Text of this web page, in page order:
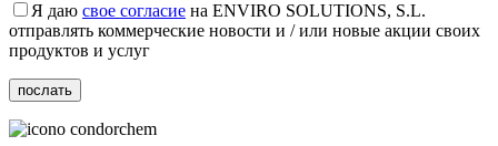
Я даю свое согласие на ENVIRO SOLUTIONS, S.L.
отправлять коммерческие новости и / или новые акции своих
продуктов и услуг